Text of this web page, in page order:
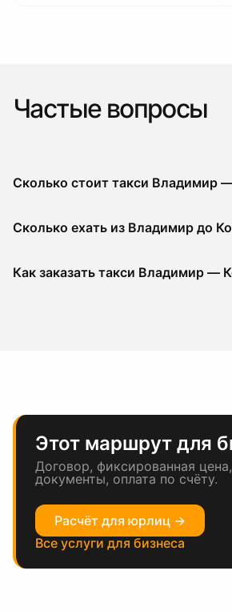
Частые вопросы
Сколько стоит такси Владимир
Сколько ехать из Владимир до
Как заказать такси Владимир —
Этот маршрут для
Договор, фиксированная
документы, оплата по счёту.
Расчёт для юрлиц →
Все услуги для бизнеса